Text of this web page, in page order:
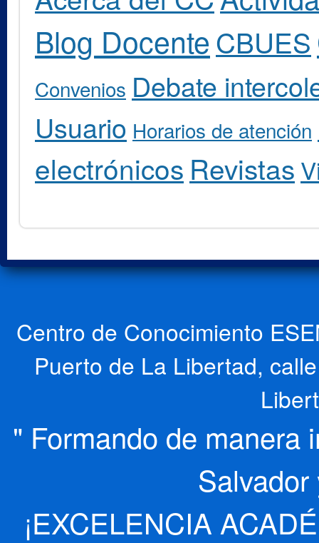
Blog Docente CBUES
Convenios Debate
Usuario Horarios de atención
electrónicos Revistas
Centro de Conocimiento
Puerto de La Libertad,
" Formando de manera
¡EXCELENCIA